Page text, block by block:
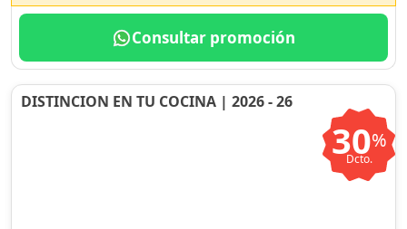
Consultar promoción
DISTINCION EN TU COCINA | 2026 - 26
30%
Dcto.